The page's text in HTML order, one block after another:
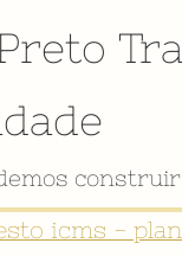
construir
icms -